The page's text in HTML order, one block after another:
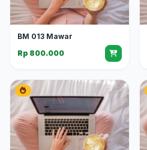
BM 013 Mawar
Rp 800.000